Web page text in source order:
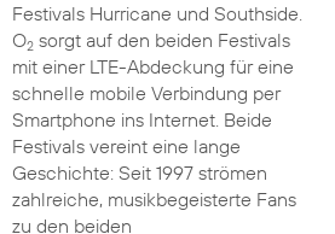
Festivals Hurricane und Southside.
O2sorgt auf den beiden Festivals
mit einer LTE-Abdeckung für eine
schnelle mobile Verbindung per
Smartphone ins Internet. Beide
Festivals vereint eine lange
Geschichte: Seit 1997 strömen
zahlreiche, musikbegeisterte Fans
zu den beiden